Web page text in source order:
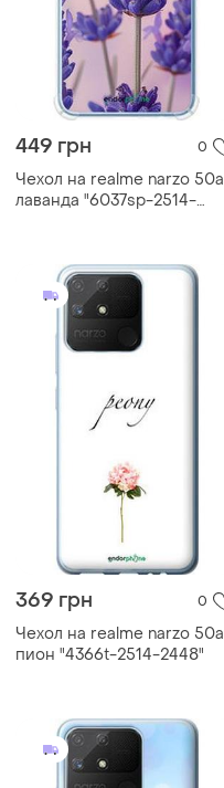
449 грн 0
Чехол на realme narzo 50a
лаванда "6037sp-2514-
369 грн 0
Чехол на realme narzo 50a
пион "4366t-2514-2448"